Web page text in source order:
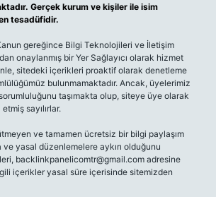
Gerçek kurum ve kişiler ile isim
tesadüfidir.
gereğince Bilgi Teknolojileri ve İletişim
onaylanmış bir Yer Sağlayıcı olarak hizmet
sitedeki içerikleri proaktif olarak denetleme
bulunmamaktadır. Ancak, üyelerimiz
taşımakta olup, siteye üye olarak
sayılırlar.
ve tamamen ücretsiz bir bilgi paylaşım
yasal düzenlemelere aykırı olduğunu
backlinkpanelicomtr@gmail.com adresine
içerikler yasal süre içerisinde sitemizden